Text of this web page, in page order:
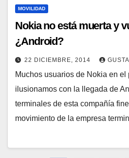
MOVILIDAD
Nokia no está muerta y
¿Android?
22 DICIEMBRE, 2014
Muchos usuarios de Nokia en el
ilusionamos con la llegada de
terminales de esta compañía
movimiento de la empresa